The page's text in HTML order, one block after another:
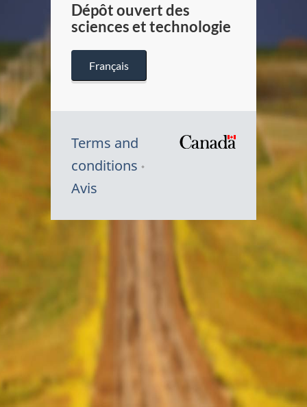
Dépôt ouvert des
sciences et technologie
Français
Terms and
conditions
Avis
Symbole
Canada